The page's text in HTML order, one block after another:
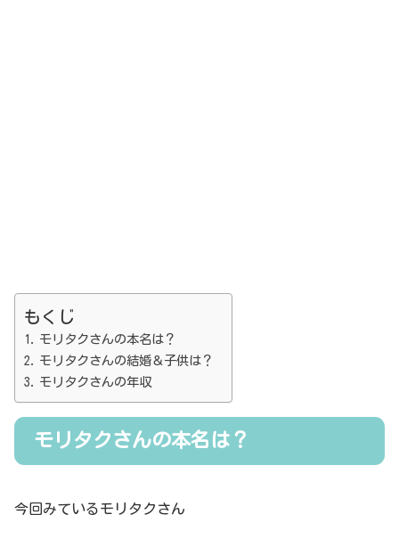
もくじ
モリタクさんの本名は？
モリタクさんの結婚＆子供は？
モリタクさんの年収
モリタクさんの本名は？
今回みているモリタクさん